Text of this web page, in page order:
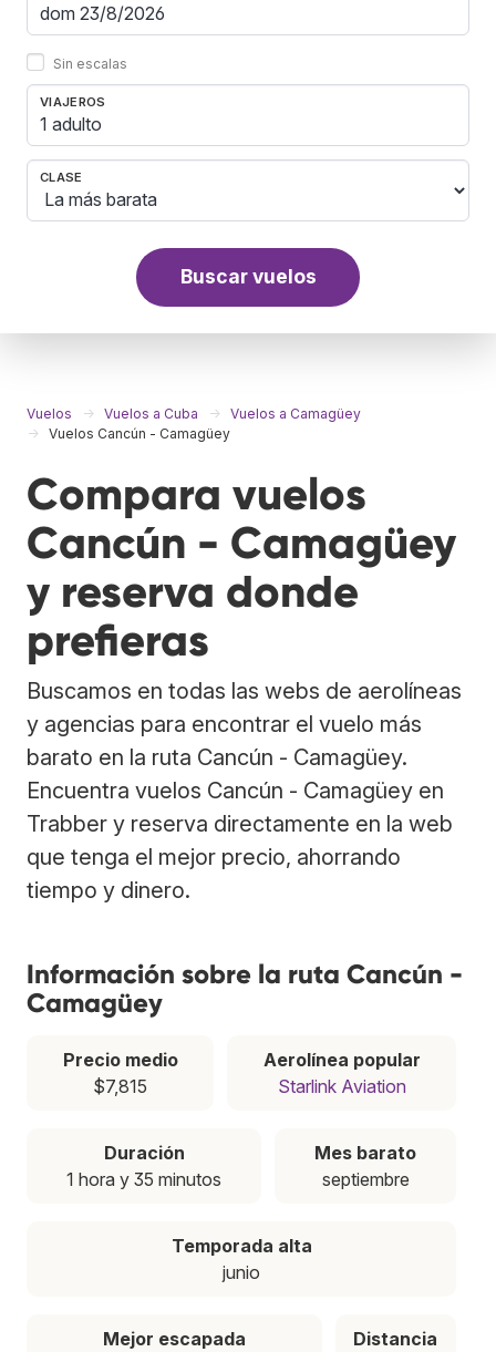
Sin escalas
VIAJEROS
1 adulto
CLASE
Buscar vuelos
Vuelos Vuelos a Cuba
Vuelos a Camagüey
Vuelos Cancún - Camagüey
Compara vuelos
Cancún - Camagüey
y reserva donde
prefieras
Buscamos en todas las webs de aerolíneas
y agencias para encontrar el vuelo más
barato en la ruta Cancún - Camagüey.
Encuentra vuelos Cancún - Camagüey en
Trabber y reserva directamente en la web
que tenga el mejor precio, ahorrando
tiempo y dinero.
Información sobre la ruta Cancún -
Camagüey
Precio medio
$7,815
Aerolínea popular
Starlink Aviation
Duración
1 hora y 35 minutos
Mes barato
septiembre
Temporada alta
junio
Mejor escapada
Distancia